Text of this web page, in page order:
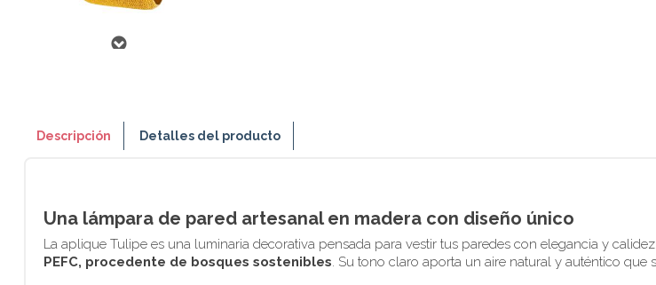
Descripción Detalles del producto
Una lámpara de pared artesanal en madera con diseño único
La aplique Tulipe es una luminaria decorativa pensada para vestir tus paredes con elegancia y
PEFC, procedente de bosques sostenibles. Su tono claro aporta un aire natural y auténtico que